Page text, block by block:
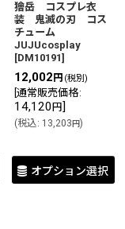
獪岳 コスプレ衣
装 鬼滅の刃 コス
チューム
JUJUcosplay
[DM10191]
12,002 円 (税別)
通常販売価格:
14,120 円]
(税込: 13,203円)
オプション選択